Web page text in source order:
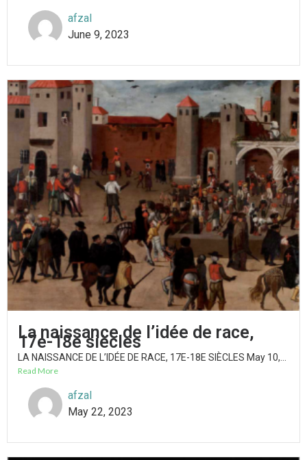
afzal
June 9, 2023
La naissance de l’idée de race,
17e-18e siècles
LA NAISSANCE DE L’IDÉE DE RACE, 17E-18E SIÈCLES​ May 10,...
Read More
afzal
May 22, 2023